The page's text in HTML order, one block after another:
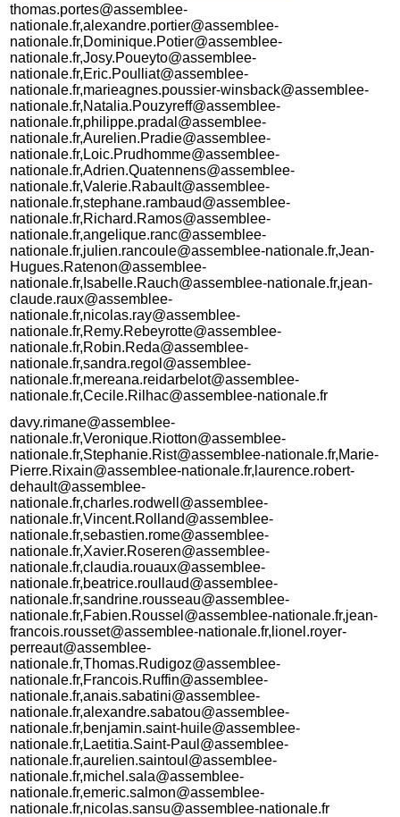
thomas.portes@assemblee-
nationale.fr,alexandre.portier@assemblee-
nationale.fr,Dominique.Potier@assemblee-
nationale.fr,Josy.Poueyto@assemblee-
nationale.fr,Eric.Poulliat@assemblee-
nationale.fr,marieagnes.poussier-winsback@assemblee-
nationale.fr,Natalia.Pouzyreff@assemblee-
nationale.fr,philippe.pradal@assemblee-
nationale.fr,Aurelien.Pradie@assemblee-
nationale.fr,Loic.Prudhomme@assemblee-
nationale.fr,Adrien.Quatennens@assemblee-
nationale.fr,Valerie.Rabault@assemblee-
nationale.fr,stephane.rambaud@assemblee-
nationale.fr,Richard.Ramos@assemblee-
nationale.fr,angelique.ranc@assemblee-
nationale.fr,julien.rancoule@assemblee-nationale.fr,Jean-
Hugues.Ratenon@assemblee-
nationale.fr,Isabelle.Rauch@assemblee-nationale.fr,jean-
claude.raux@assemblee-
nationale.fr,nicolas.ray@assemblee-
nationale.fr,Remy.Rebeyrotte@assemblee-
nationale.fr,Robin.Reda@assemblee-
nationale.fr,sandra.regol@assemblee-
nationale.fr,mereana.reidarbelot@assemblee-
nationale.fr,Cecile.Rilhac@assemblee-nationale.fr
davy.rimane@assemblee-
nationale.fr,Veronique.Riotton@assemblee-
nationale.fr,Stephanie.Rist@assemblee-nationale.fr,Marie-
Pierre.Rixain@assemblee-nationale.fr,laurence.robert-
dehault@assemblee-
nationale.fr,charles.rodwell@assemblee-
nationale.fr,Vincent.Rolland@assemblee-
nationale.fr,sebastien.rome@assemblee-
nationale.fr,Xavier.Roseren@assemblee-
nationale.fr,claudia.rouaux@assemblee-
nationale.fr,beatrice.roullaud@assemblee-
nationale.fr,sandrine.rousseau@assemblee-
nationale.fr,Fabien.Roussel@assemblee-nationale.fr,jean-
francois.rousset@assemblee-nationale.fr,lionel.royer-
perreaut@assemblee-
nationale.fr,Thomas.Rudigoz@assemblee-
nationale.fr,Francois.Ruffin@assemblee-
nationale.fr,anais.sabatini@assemblee-
nationale.fr,alexandre.sabatou@assemblee-
nationale.fr,benjamin.saint-huile@assemblee-
nationale.fr,Laetitia.Saint-Paul@assemblee-
nationale.fr,aurelien.saintoul@assemblee-
nationale.fr,michel.sala@assemblee-
nationale.fr,emeric.salmon@assemblee-
nationale.fr,nicolas.sansu@assemblee-nationale.fr